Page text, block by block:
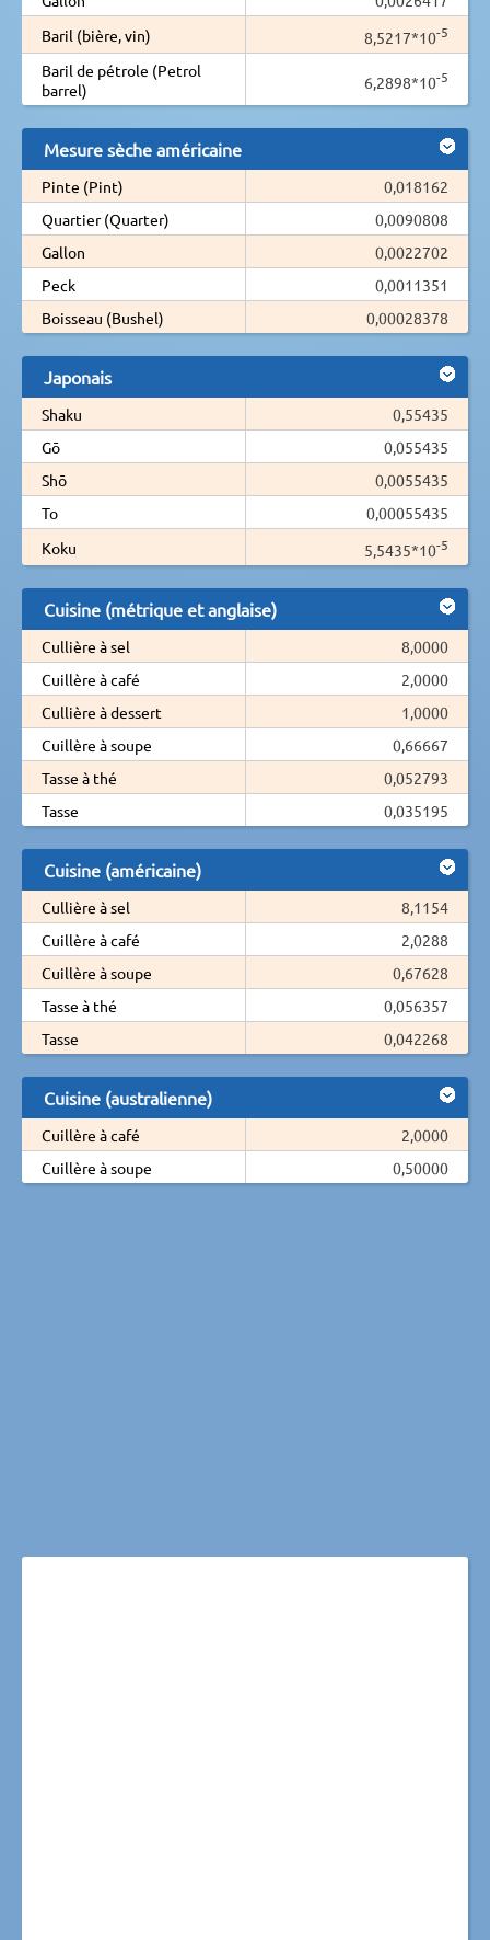
Baril (bière, vin)
8,5217*10-5
Baril de pétrole (Petrol
barrel)
6,2898*10-5
Mesure sèche américaine
Pinte (Pint)
0,018162
Quartier (Quarter)
0,0090808
Gallon
0,0022702
Peck
0,0011351
Boisseau (Bushel)
0,00028378
Japonais
Shaku
0,55435
Gō
0,055435
Shō
0,0055435
To
0,00055435
Koku
5,5435*10-5
Cuisine (métrique et anglaise)
Cullière à sel
8,0000
Cuillère à café
2,0000
Cullière à dessert
1,0000
Cuillère à soupe
0,66667
Tasse à thé
0,052793
Tasse
0,035195
Cuisine (américaine)
Cullière à sel
8,1154
Cuillère à café
2,0288
Cuillère à soupe
0,67628
Tasse à thé
0,056357
Tasse
0,042268
Cuisine (australienne)
Cuillère à café
2,0000
Cuillère à soupe
0,50000